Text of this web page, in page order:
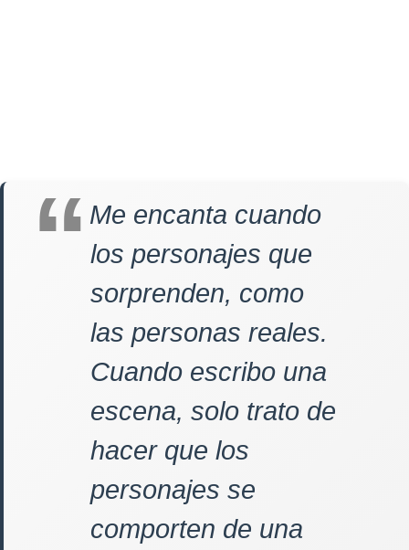
Me encanta cuando
los personajes que
sorprenden, como
las personas reales.
Cuando escribo una
escena, solo trato de
hacer que los
personajes se
comporten de una